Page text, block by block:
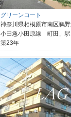
グリーンコート
神奈川県相模原市南区鵜野
小田急小田原線「町田」
築23年